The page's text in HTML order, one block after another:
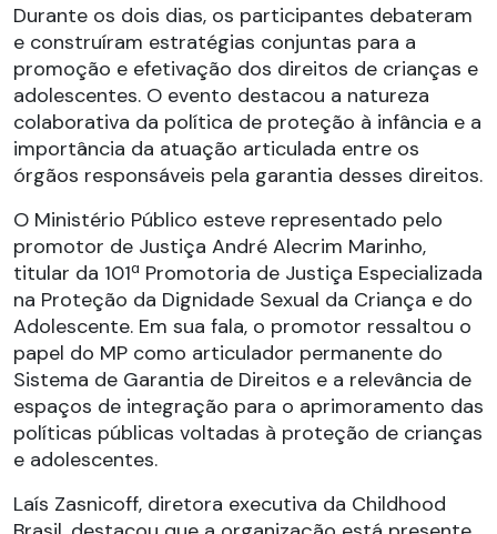
Durante os dois dias, os participantes debateram
e construíram estratégias conjuntas para a
promoção e efetivação dos direitos de crianças e
adolescentes. O evento destacou a natureza
colaborativa da política de proteção à infância e a
importância da atuação articulada entre os
órgãos responsáveis pela garantia desses direitos.
O Ministério Público esteve representado pelo
promotor de Justiça André Alecrim Marinho,
titular da 101ª Promotoria de Justiça Especializada
na Proteção da Dignidade Sexual da Criança e do
Adolescente. Em sua fala, o promotor ressaltou o
papel do MP como articulador permanente do
Sistema de Garantia de Direitos e a relevância de
espaços de integração para o aprimoramento das
políticas públicas voltadas à proteção de crianças
e adolescentes.
Laís Zasnicoff, diretora executiva da Childhood